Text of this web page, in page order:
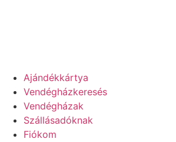
Ajándékkártya
Vendégházkeresés
Vendégházak
Szállásadóknak
Fiókom